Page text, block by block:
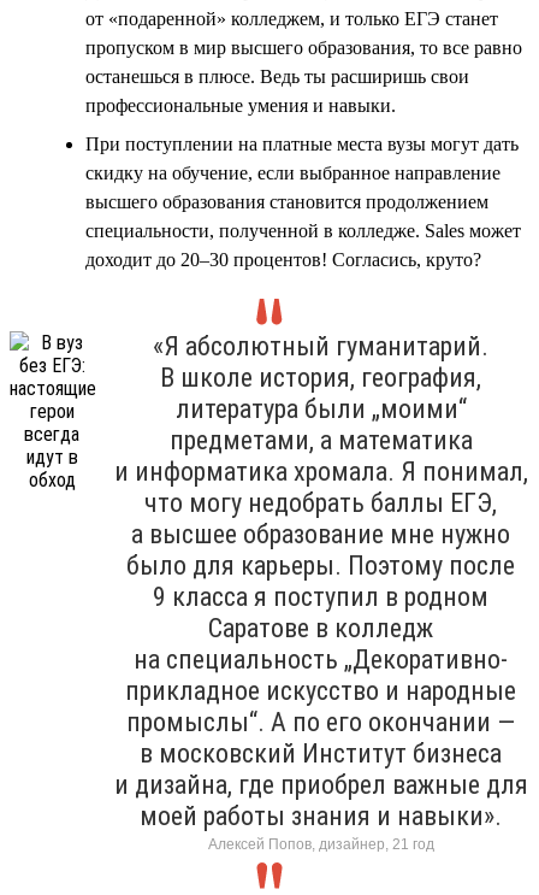
от «подаренной» колледжем, и только ЕГЭ станет
пропуском в мир высшего образования, то все равно
останешься в плюсе. Ведь ты расширишь свои
профессиональные умения и навыки.
При поступлении на платные места вузы могут дать
скидку на обучение, если выбранное направление
высшего образования становится продолжением
специальности, полученной в колледже. Sales может
доходит до 20–30 процентов! Согласись, круто?
«Я абсолютный гуманитарий.
В школе история, география,
литература были „моими“
предметами, а математика
и информатика хромала. Я понимал,
что могу недобрать баллы ЕГЭ,
а высшее образование мне нужно
было для карьеры. Поэтому после
9 класса я поступил в родном
Саратове в колледж
на специальность „Декоративно-
прикладное искусство и народные
промыслы“. А по его окончании —
в московский Институт бизнеса
и дизайна, где приобрел важные для
моей работы знания и навыки».
Алексей Попов, дизайнер, 21 год